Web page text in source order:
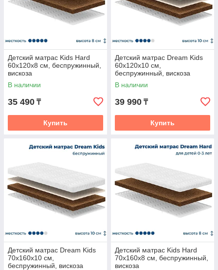
Детский матрас Kids Hard
60x120x8 см, беспружинный,
вискоза
В наличии
35 490 ₸
Купить
Детский матрас Dream Kids
60x120x10 см,
беспружинный, вискоза
В наличии
39 990 ₸
Купить
Детский матрас Dream Kids
70x160x10 см,
беспружинный, вискоза
Детский матрас Kids Hard
70x160x8 см, беспружинный,
вискоза